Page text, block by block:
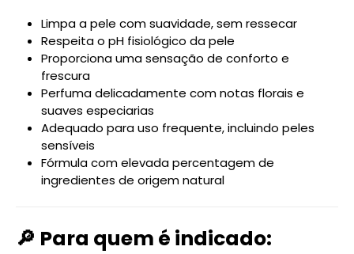
Limpa a pele com suavidade, sem ressecar
Respeita o pH fisiológico da pele
Proporciona uma sensação de conforto e
frescura
Perfuma delicadamente com notas florais e
suaves especiarias
Adequado para uso frequente, incluindo peles
sensíveis
Fórmula com elevada percentagem de
ingredientes de origem natural
🔎 Para quem é indicado: